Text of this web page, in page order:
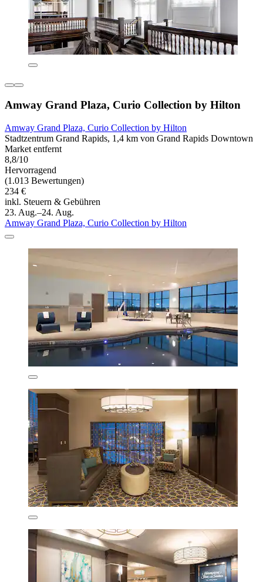
Amway Grand Plaza, Curio Collection by Hilton
Amway Grand Plaza, Curio Collection by Hilton
Stadtzentrum Grand Rapids, 1,4 km von Grand Rapids Downtown
Market entfernt
8,8/10
Hervorragend
(1.013 Bewertungen)
234 €
inkl. Steuern & Gebühren
23. Aug.–24. Aug.
Amway Grand Plaza, Curio Collection by Hilton